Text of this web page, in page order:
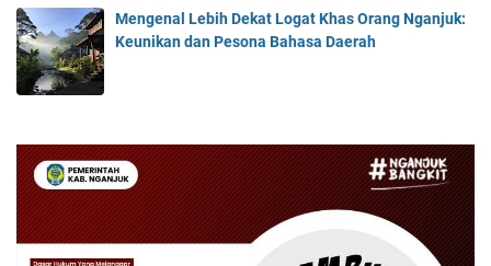
Mengenal Lebih Dekat Logat Khas Orang Nganjuk:
Keunikan dan Pesona Bahasa Daerah